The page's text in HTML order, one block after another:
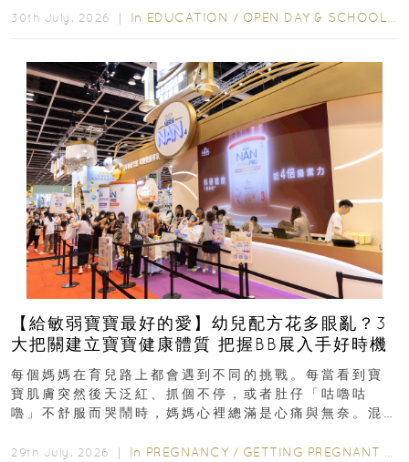
30th July, 2026 ｜ In EDUCATION / OPEN DAY & SCHOOL EVENTS
【給敏弱寶寶最好的愛】幼兒配方花多眼亂？3
大把關建立寶寶健康體質 把握BB展入手好時機
每個媽媽在育兒路上都會遇到不同的挑戰。每當看到寶
寶肌膚突然後天泛紅、抓個不停，或者肚仔「咕嚕咕
嚕」不舒服而哭鬧時，媽媽心裡總滿是心痛與無奈。混
29th July, 2026 ｜ In PREGNANCY / GETTING PREGNANT